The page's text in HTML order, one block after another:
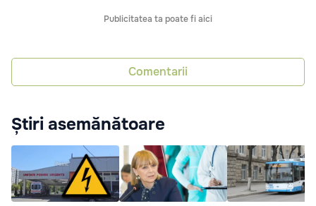
Publicitatea ta poate fi aici
Comentarii
Știri asemănătoare